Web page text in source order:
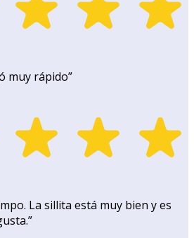
muy rápido”
La sillita está muy bien y es
”